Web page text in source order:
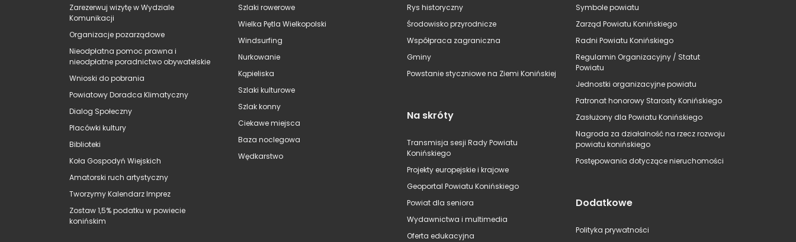
Zarezerwuj wizytę w Wydziale
Komunikacji
Organizacje pozarządowe
Nieodpłatna pomoc prawna i
nieodpłatne poradnictwo obywatelskie
Wnioski do pobrania
Powiatowy Doradca Klimatyczny
Dialog Społeczny
Placówki kultury
Biblioteki
Koła Gospodyń Wiejskich
Amatorski ruch artystyczny
Tworzymy Kalendarz Imprez
Zostaw 1,5% podatku w powiecie
konińskim
Szlaki rowerowe
Wielka Pętla Wielkopolski
Windsurfing
Nurkowanie
Kąpieliska
Szlaki kulturowe
Szlak konny
Ciekawe miejsca
Baza noclegowa
Wędkarstwo
Rys historyczny
Środowisko przyrodnicze
Współpraca zagraniczna
Gminy
Powstanie styczniowe na Ziemi Konińskiej
Na skróty
Transmisja sesji Rady Powiatu
Konińskiego
Projekty europejskie i krajowe
Geoportal Powiatu Konińskiego
Powiat dla seniora
Wydawnictwa i multimedia
Oferta edukacyjna
Symbole powiatu
Zarząd Powiatu Konińskiego
Radni Powiatu Konińskiego
Regulamin Organizacyjny / Statut
Powiatu
Jednostki organizacyjne powiatu
Patronat honorowy Starosty Konińskiego
Zasłużony dla Powiatu Konińskiego
Nagroda za działalność na rzecz rozwoju
powiatu konińskiego
Postępowania dotyczące nieruchomości
Dodatkowe
Polityka prywatności